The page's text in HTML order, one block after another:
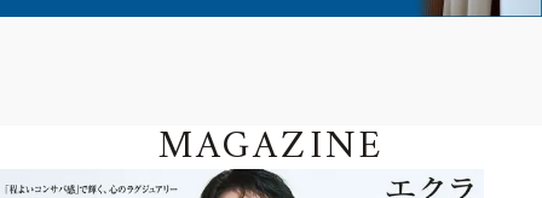
MAGAZINE